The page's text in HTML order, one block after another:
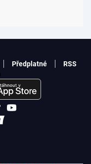
Předplatné
RSS